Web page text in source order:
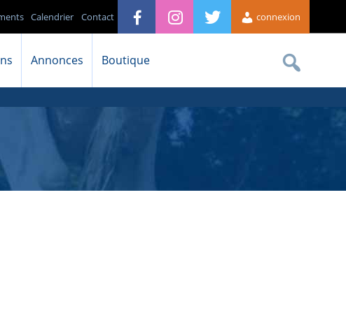
connexion
Contact
Calendrier
Annonces Boutique